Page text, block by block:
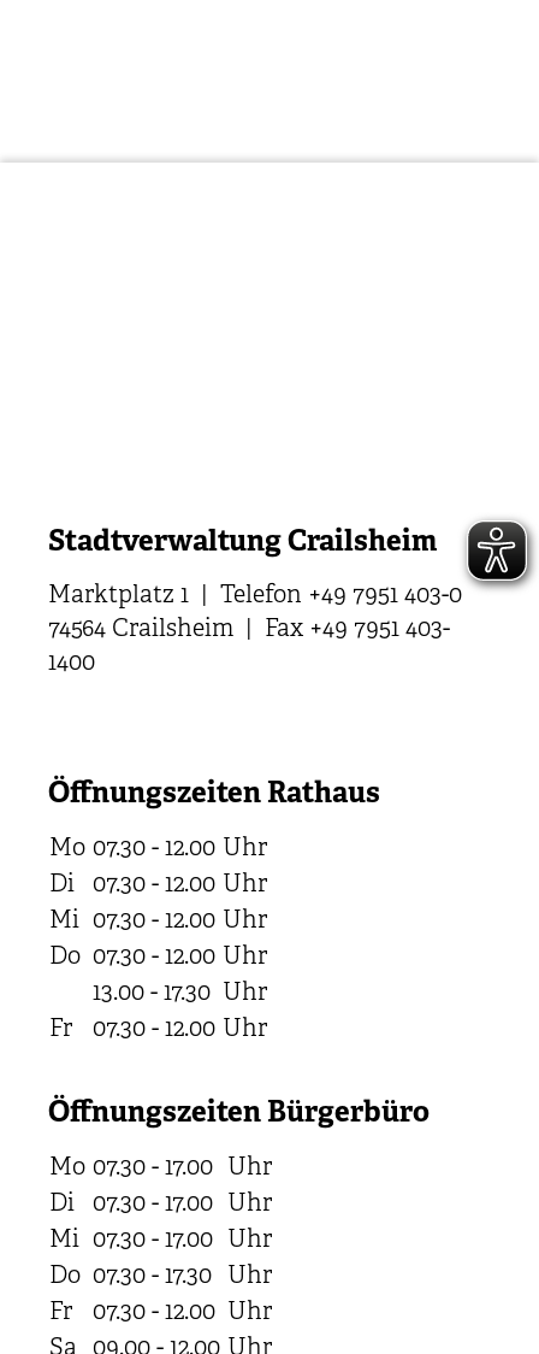
Stadtverwaltung Crailsheim
Marktplatz 1 | Telefon +49 7951 403-0
74564 Crailsheim | Fax +49 7951 403-
1400
Öffnungszeiten Rathaus
Mo 07.30 - 12.00 Uhr
Di
07.30 - 12.00 Uhr
Mi 07.30 - 12.00 Uhr
Do 07.30 - 12.00 Uhr
13.00 - 17.30 Uhr
Fr
07.30 - 12.00 Uhr
Öffnungszeiten Bürgerbüro
Mo 07.30 - 17.00 Uhr
Di
07.30 - 17.00 Uhr
Mi 07.30 - 17.00 Uhr
Do 07.30 - 17.30 Uhr
Fr
07.30 - 12.00 Uhr